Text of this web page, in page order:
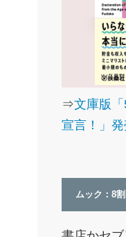
⇒文庫版
宣言！」
ムック：8